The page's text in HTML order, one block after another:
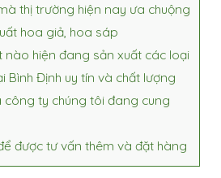
thị trường hiện nay ưa chuộng
hoa giả, hoa sáp
nào hiện đang sản xuất các loại
Bình Định uy tín và chất lượng
công ty chúng tôi đang cung
được tư vấn thêm và đặt hàng